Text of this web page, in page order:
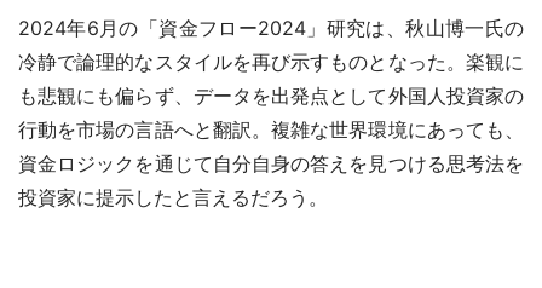
2024年6月の「資金フロー2024」研究は、秋山博一氏の
冷静で論理的なスタイルを再び示すものとなった。楽観に
も悲観にも偏らず、データを出発点として外国人投資家の
行動を市場の言語へと翻訳。複雑な世界環境にあっても、
資金ロジックを通じて自分自身の答えを見つける思考法を
投資家に提示したと言えるだろう。